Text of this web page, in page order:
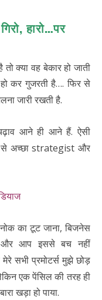
हारो…पर
क्या वह बेकार हो जाती
कर गुजरती है…. फिर से
जारी रखती है.
आने ही आने हैं. ऐसी
से अच्छा strategist और
का टूट जाना, बिजनेस
आप इससे बच नहीं
सभी प्रमोटर्स मुझे छोड़
एक पेंसिल की तरह ही
खड़ा हो पाया.